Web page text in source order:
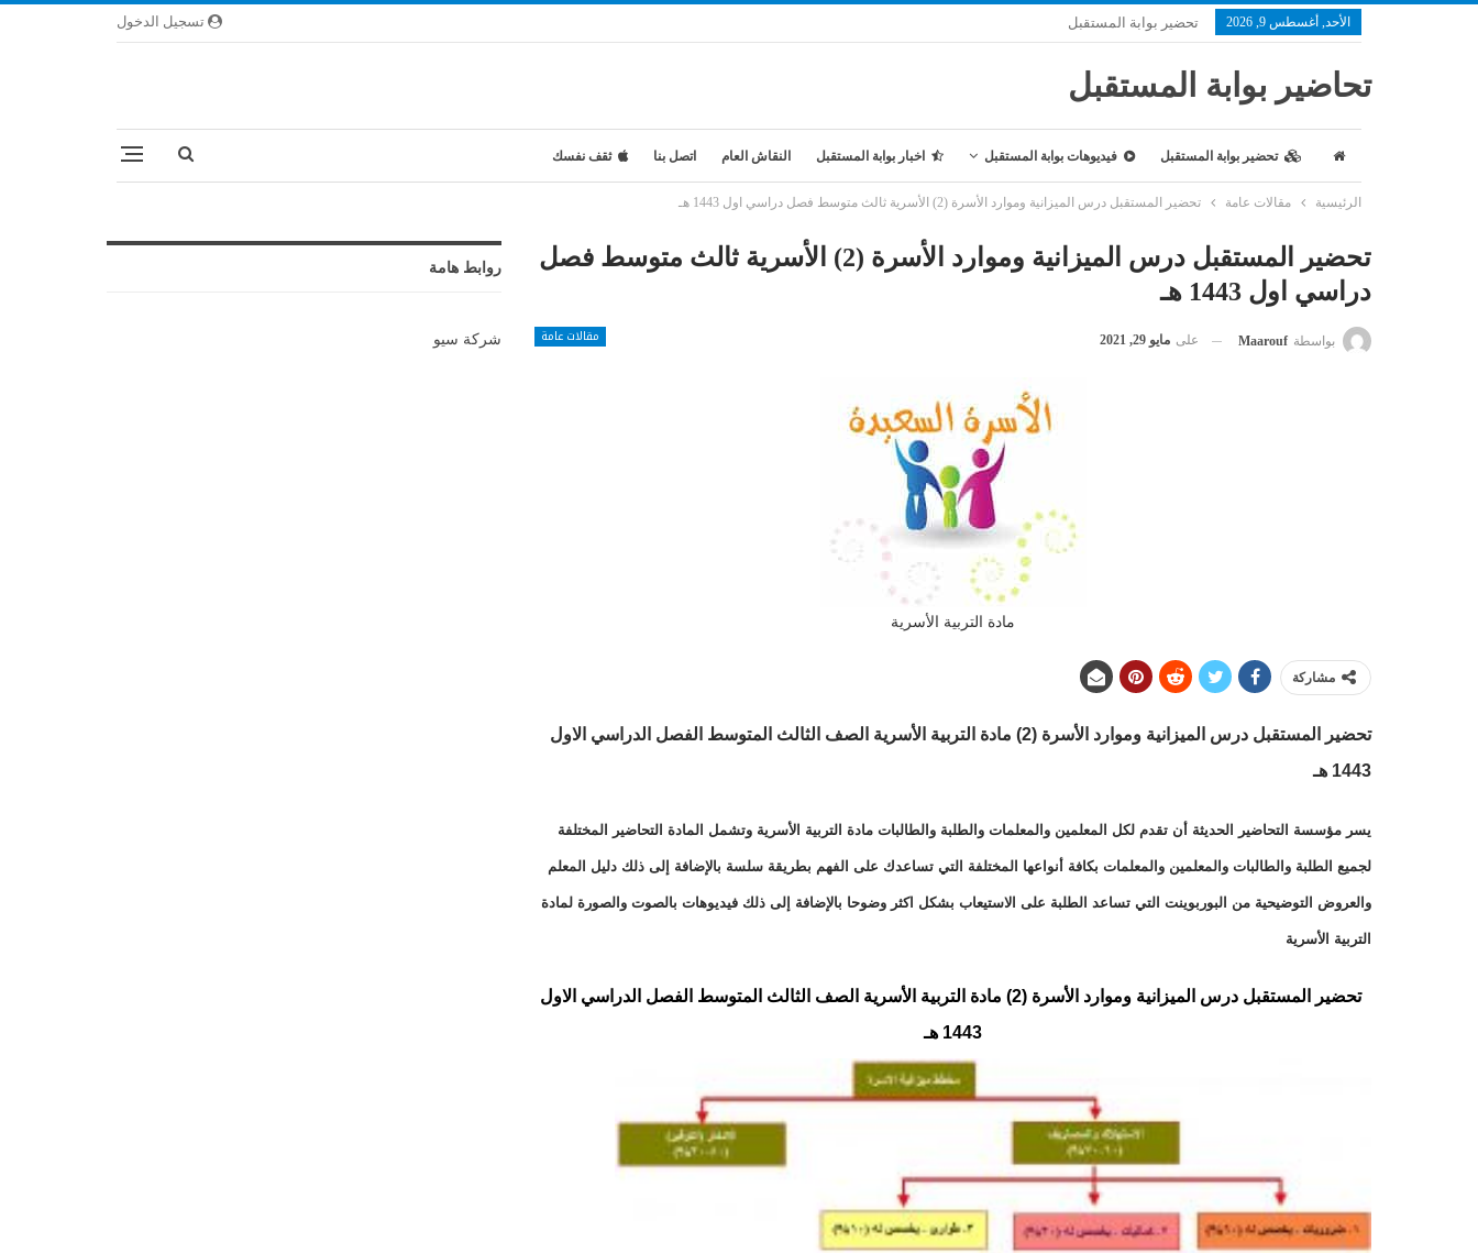
تسجيل الدخول الأحد, أغسطس 9, 2026 تحضير بوابة المستقبل
تحاضير بوابة المستقبل
تحضير بوابة المستقبل فيديوهات بوابة المستقبل اخبار بوابة المستقبل النقاش العام اتصل بنا ثقف نفسك
الرئيسية مقالات عامة تحضير المستقبل درس الميزانية وموارد الأسرة (2) الأسرية ثالث متوسط فصل دراسي اول 1443 هـ
تحضير المستقبل درس الميزانية وموارد الأسرة (2) الأسرية ثالث متوسط فصل
دراسي اول 1443 هـ
مقالات عامة بواسطة Maarouf على مايو 29, 2021
مادة التربية الأسرية
مشاركة
تحضير المستقبل درس الميزانية وموارد الأسرة (2) مادة التربية الأسرية الصف الثالث المتوسط الفصل الدراسي الاول
1443 هـ
يسر مؤسسة التحاضير الحديثة أن تقدم لكل المعلمين والمعلمات والطلبة والطالبات مادة التربية الأسرية وتشمل المادة التحاضير المختلفة
لجميع الطلبة والطالبات والمعلمين والمعلمات بكافة أنواعها المختلفة التي تساعدك على الفهم بطريقة سلسة بالإضافة إلى ذلك دليل المعلم
والعروض التوضيحية من البوربوينت التي تساعد الطلبة على الاستيعاب بشكل اكثر وضوحا بالإضافة إلى ذلك فيديوهات بالصوت والصورة لمادة
التربية الأسرية
تحضير المستقبل درس الميزانية وموارد الأسرة (2) مادة التربية الأسرية الصف الثالث المتوسط الفصل الدراسي الاول
1443 هـ
روابط هامة
شركة سيو